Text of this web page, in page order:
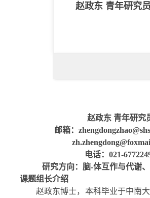
赵政东 青年研究
邮箱：
电话：021-
研究方向：脑-体互作与代谢
课题组长介绍
赵政东博士，本科毕业于中南
赵政东 青年研究员